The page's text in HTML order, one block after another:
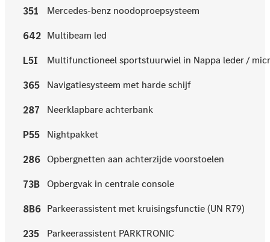
351 Mercedes-benz noodoproepsysteem
642 Multibeam led
L5I Multifunctioneel sportstuurwiel in Nappa leder /
365 Navigatiesysteem met harde schijf
287 Neerklapbare achterbank
P55 Nightpakket
286 Opbergnetten aan achterzijde voorstoelen
73B Opbergvak in centrale console
8B6 Parkeerassistent met kruisingsfunctie (UN R79)
235 Parkeerassistent PARKTRONIC